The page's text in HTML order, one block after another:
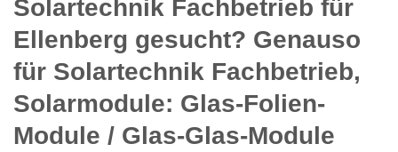
Solartechnik Fachbetrieb für
Ellenberg gesucht? Genauso
für Solartechnik Fachbetrieb,
Solarmodule: Glas-Folien-
Module / Glas-Glas-Module